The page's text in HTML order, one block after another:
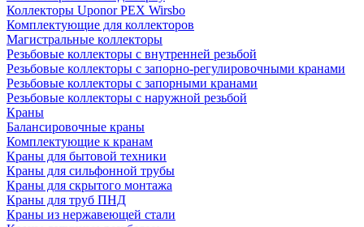
Коллекторы Uponor PEX Wirsbo
Комплектующие для коллекторов
Магистральные коллекторы
Резьбовые коллекторы с внутренней резьбой
Резьбовые коллекторы с запорно-регулировочными кранами
Резьбовые коллекторы с запорными кранами
Резьбовые коллекторы с наружной резьбой
Краны
Балансировочные краны
Комплектующие к кранам
Краны для бытовой техники
Краны для сильфонной трубы
Краны для скрытого монтажа
Краны для труб ПНД
Краны из нержавеющей стали